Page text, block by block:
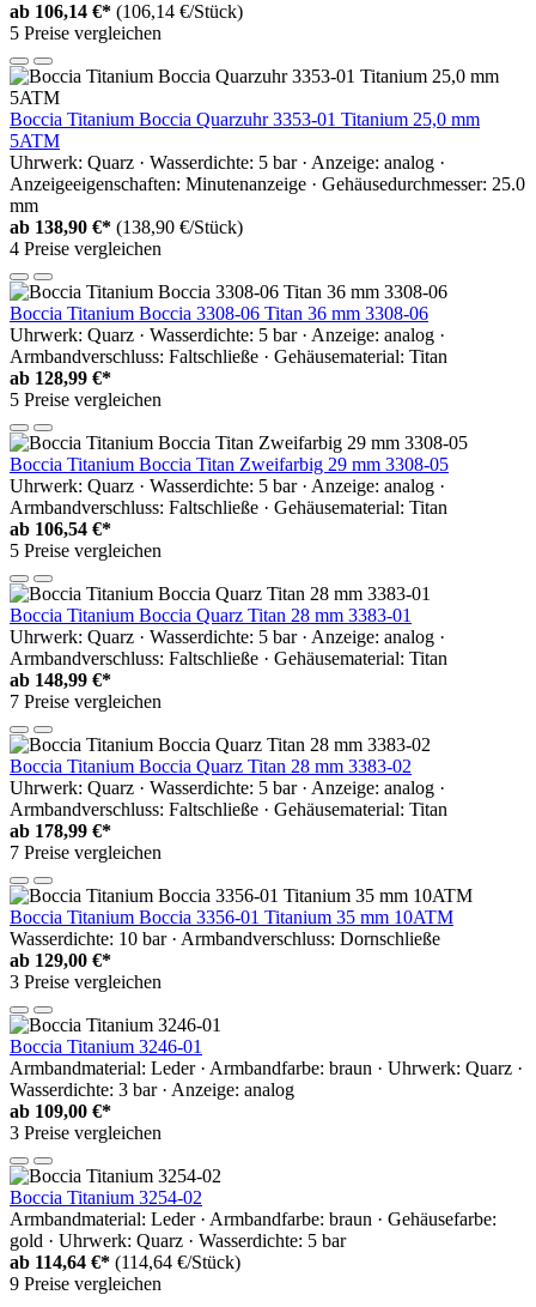
ab 106,14 €* (106,14 €/Stück)
5 Preise vergleichen
Boccia Titanium Boccia Quarzuhr 3353-01 Titanium 25,0 mm
5ATM
Uhrwerk: Quarz · Wasserdichte: 5 bar · Anzeige: analog ·
Anzeigeeigenschaften: Minutenanzeige · Gehäusedurchmesser: 25.0
mm
ab 138,90 €* (138,90 €/Stück)
4 Preise vergleichen
Boccia Titanium Boccia 3308-06 Titan 36 mm 3308-06
Uhrwerk: Quarz · Wasserdichte: 5 bar · Anzeige: analog ·
Armbandverschluss: Faltschließe · Gehäusematerial: Titan
ab 128,99 €*
5 Preise vergleichen
Boccia Titanium Boccia Titan Zweifarbig 29 mm 3308-05
Uhrwerk: Quarz · Wasserdichte: 5 bar · Anzeige: analog ·
Armbandverschluss: Faltschließe · Gehäusematerial: Titan
ab 106,54 €*
5 Preise vergleichen
Boccia Titanium Boccia Quarz Titan 28 mm 3383-01
Uhrwerk: Quarz · Wasserdichte: 5 bar · Anzeige: analog ·
Armbandverschluss: Faltschließe · Gehäusematerial: Titan
ab 148,99 €*
7 Preise vergleichen
Boccia Titanium Boccia Quarz Titan 28 mm 3383-02
Uhrwerk: Quarz · Wasserdichte: 5 bar · Anzeige: analog ·
Armbandverschluss: Faltschließe · Gehäusematerial: Titan
ab 178,99 €*
7 Preise vergleichen
Boccia Titanium Boccia 3356-01 Titanium 35 mm 10ATM
Wasserdichte: 10 bar · Armbandverschluss: Dornschließe
ab 129,00 €*
3 Preise vergleichen
Boccia Titanium 3246-01
Armbandmaterial: Leder · Armbandfarbe: braun · Uhrwerk: Quarz ·
Wasserdichte: 3 bar · Anzeige: analog
ab 109,00 €*
3 Preise vergleichen
Boccia Titanium 3254-02
Armbandmaterial: Leder · Armbandfarbe: braun · Gehäusefarbe:
gold · Uhrwerk: Quarz · Wasserdichte: 5 bar
ab 114,64 €* (114,64 €/Stück)
9 Preise vergleichen